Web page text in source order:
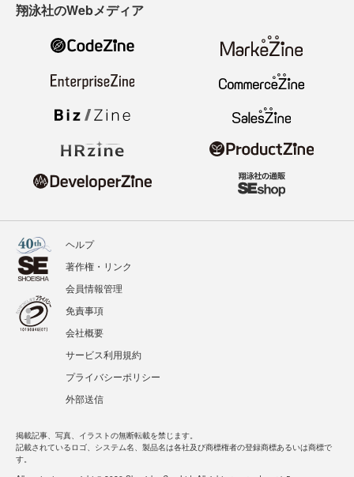
翔泳社のWebメディア
ヘルプ
著作権・リンク
会員情報管理
免責事項
会社概要
サービス利用規約
プライバシーポリシー
外部送信
掲載記事、写真、イラストの無断転載を禁じます。
記載されているロゴ、システム名、製品名は各社及び商標権者の登録商標あるいは商標で
す。